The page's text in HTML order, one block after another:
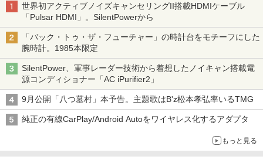
世界初アクティブノイズキャンセリングII搭載HDMIケーブル
「Pulsar HDMI」。SilentPowerから
「バック・トゥ・ザ・フューチャー」の時計台をモチーフにした
腕時計。1985本限定
SilentPower、軍事レーダー技術から着想したノイキャン搭載電
源コンディショナー「AC iPurifier2」
9月公開「八つ墓村」本予告。主題歌はB'z松本孝弘率いるTMG
純正の有線CarPlay/Android Autoをワイヤレス化するアダプタ
もっと見る